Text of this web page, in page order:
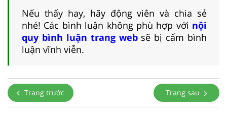
Nếu thấy hay, hãy động viên và chia sẻ
nhé! Các bình luận không phù hợp với nội
quy bình luận trang websẽ bị cấm bình
luận vĩnh viễn.
Trang trước Trang sau